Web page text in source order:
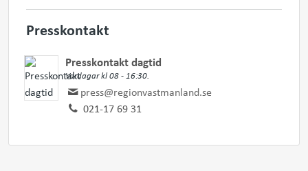
Presskontakt
Presskontakt dagtid
Vardagar kl 08 - 16:30.
press@regionvastmanland.se
021-17 69 31